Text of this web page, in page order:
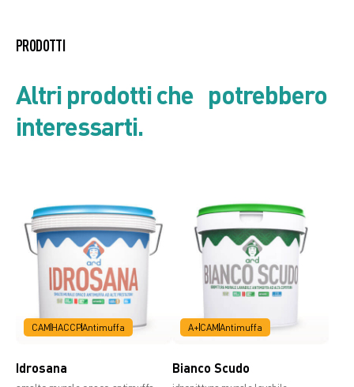
Scheda tecnica
PRODOTTI
Altri prodotti che potrebbero
interessarti.
CAM HACCPAntimuffa
Idrosana
A+ CAMAntimuffa
Bianco Scudo